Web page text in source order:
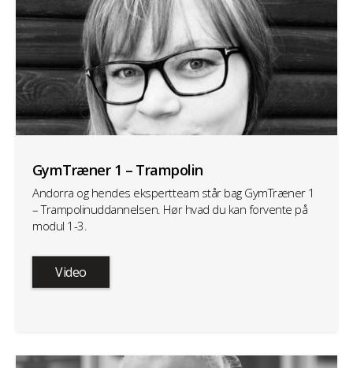
GymTræner 1 – Trampolin
Andorra og hendes ekspertteam står bag GymTræner 1
– Trampolinuddannelsen. Hør hvad du kan forvente på
modul 1-3.
Video